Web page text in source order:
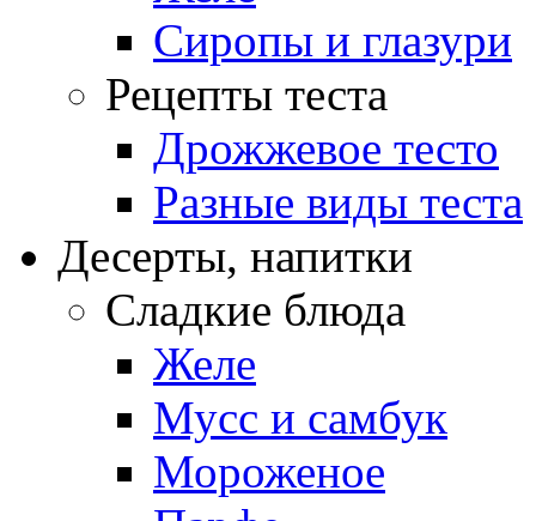
Сиропы и глазури
Рецепты теста
Дрожжевое тесто
Разные виды теста
Десерты, напитки
Сладкие блюда
Желе
Мусс и самбук
Мороженое